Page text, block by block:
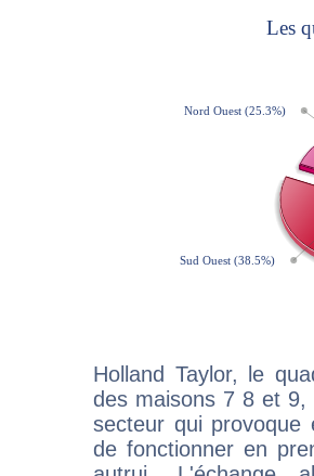
Holland Taylor, le
des maisons 7 8 et
secteur qui provoque
de fonctionner en